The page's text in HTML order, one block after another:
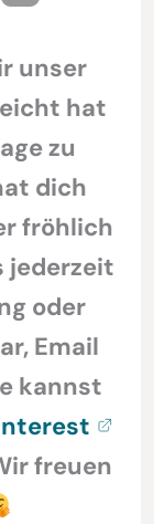
unser
hat
zu
dich
fröhlich
jederzeit
oder
Email
kannst
freuen